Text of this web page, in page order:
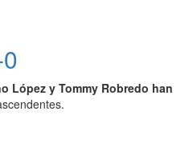
López y Tommy Robredo han